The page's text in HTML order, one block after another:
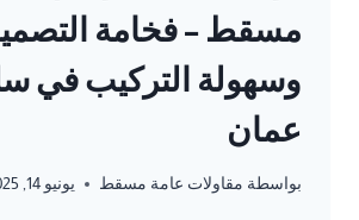
مسقط – فخامة
وسهولة التركيب في
عمان
بواسطة مقاولات عامة مسقط يونيو 14, 2025